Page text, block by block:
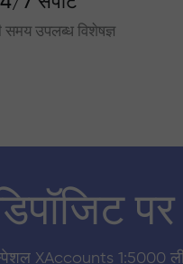
समय उपलब्ध विशेषज्ञ
XAccounts 1:5000